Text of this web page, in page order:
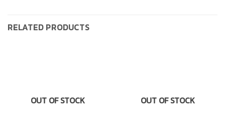
RELATED PRODUCTS
OUT OF STOCK OUT OF STOCK